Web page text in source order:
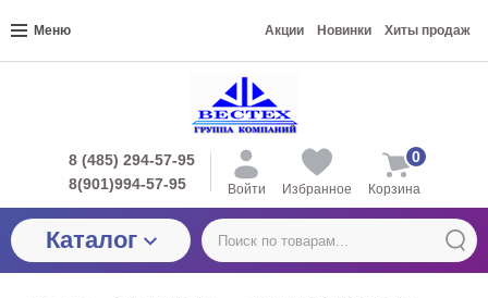
Меню Акции Новинки Хиты продаж
8 (485) 294-57-95
8(901)994-57-95
Войти Избранное Корзина
0
Каталог